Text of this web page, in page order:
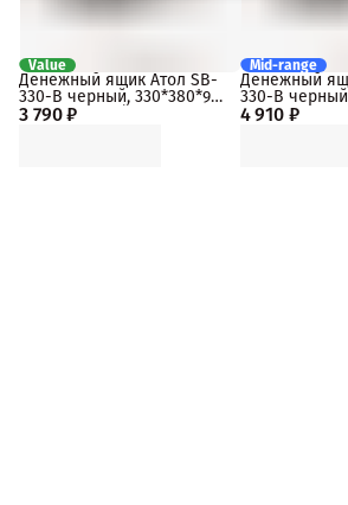
Value
3 790 ₽
Денежный ящик Атол SB-
330-B черный, 330*380*90,
механический
Mid-range
4 910 ₽
Денежный
330-B
24V